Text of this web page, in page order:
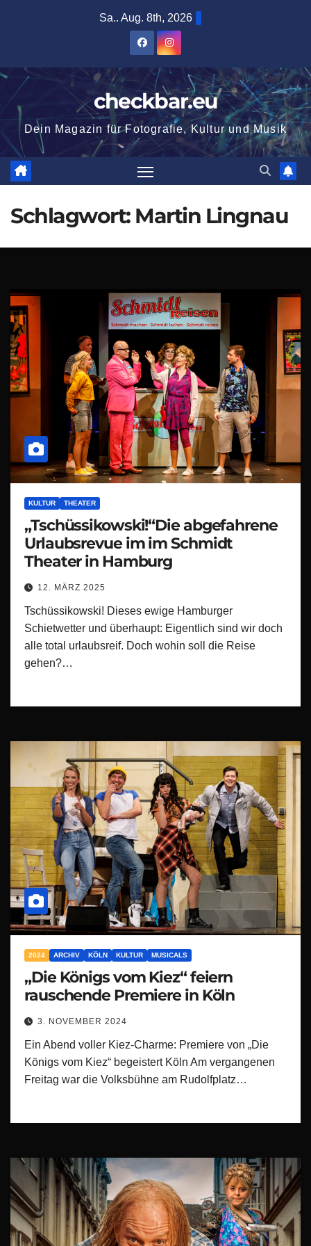
Sa.. Aug. 8th, 2026
checkbar.eu
Dein Magazin für Fotografie, Kultur und Musik
Schlagwort: Martin Lingnau
KULTUR THEATER
„Tschüssikowski!“Die abgefahrene
Urlaubsrevue im im Schmidt
Theater in Hamburg
12. MÄRZ 2025
Tschüssikowski! Dieses ewige Hamburger
Schietwetter und überhaupt: Eigentlich sind wir doch
alle total urlaubsreif. Doch wohin soll die Reise
gehen?…
2024 ARCHIV KÖLN KULTUR MUSICALS
„Die Königs vom Kiez“ feiern
rauschende Premiere in Köln
3. NOVEMBER 2024
Ein Abend voller Kiez-Charme: Premiere von „Die
Königs vom Kiez“ begeistert Köln Am vergangenen
Freitag war die Volksbühne am Rudolfplatz…